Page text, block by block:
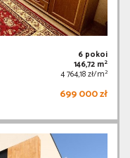
6 pokoi
146,72 m2
4 764,18 zł/m2
699 000 zł